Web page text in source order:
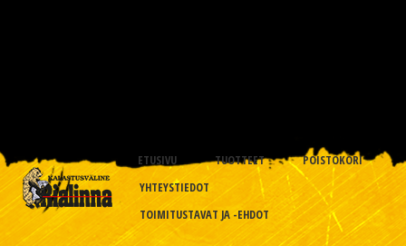
ETUSIVU TUOTTEET
POISTOKORI
YHTEYSTIEDOT
TOIMITUSTAVAT JA -EHDOT